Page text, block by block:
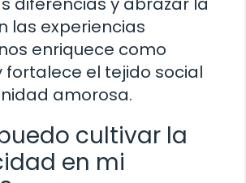
las experiencias
enriquece como
fortalece el tejido social
amorosa.
cultivar la
en mi